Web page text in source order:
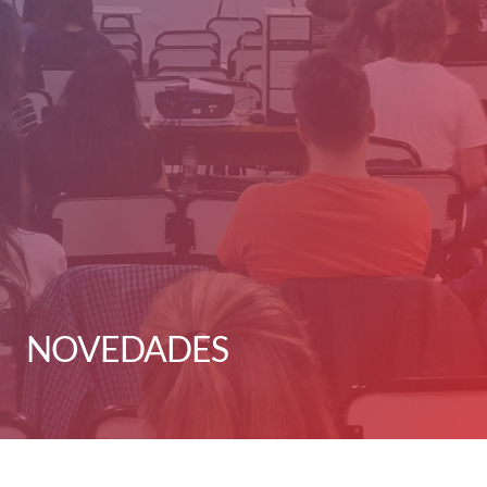
NOVEDADES